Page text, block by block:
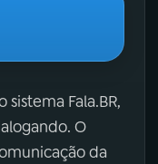
Fala.BR,
O
da